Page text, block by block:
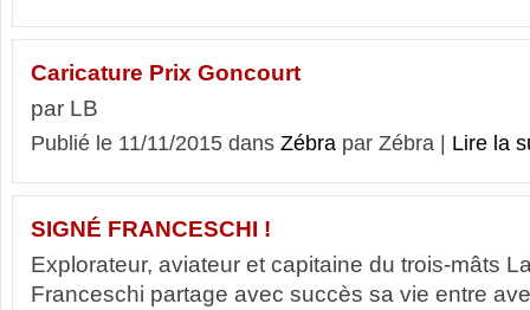
Caricature Prix Goncourt
par LB
Publié le 11/11/2015 dans Zébra par Zébra | Lire la
SIGNÉ FRANCESCHI !
Explorateur, aviateur et capitaine du trois-mâts
Franceschi partage avec succès sa vie entre